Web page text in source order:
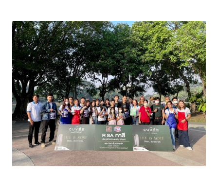
CMC จับ
มือ TOA คืน
ทัศนียภาพ
ให้
สวน
นว
มิ
นทร์
ภิรมย์